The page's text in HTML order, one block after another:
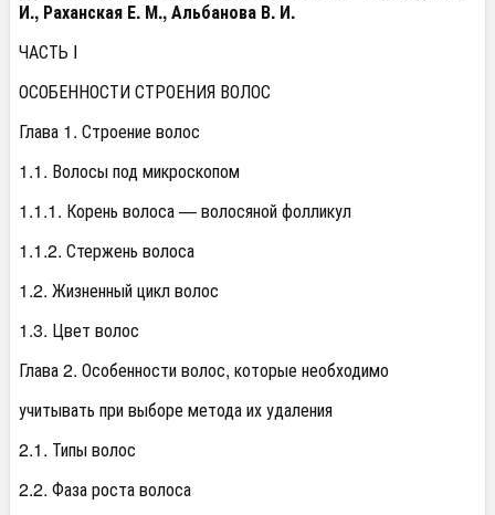
И., Раханская Е. М., Альбанова В. И.
ЧАСТЬ I
ОСОБЕННОСТИ СТРОЕНИЯ ВОЛОС
Глава 1. Строение волос
1.1. Волосы под микроскопом
1.1.1. Корень волоса — волосяной фолликул
1.1.2. Стержень волоса
1.2. Жизненный цикл волос
1.3. Цвет волос
Глава 2. Особенности волос, которые необходимо
учитывать при выборе метода их удаления
2.1. Типы волос
2.2. Фаза роста волоса